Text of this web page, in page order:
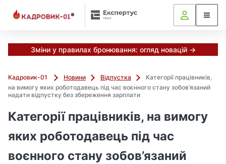
Зміни у правилах бронювання: огляд новацій →
Кадровик-01 Новини Відпустка
Категорії працівників,
на вимогу яких роботодавець під час воєнного стану зобов’язаний
надати відпустку без збереження зарплати
Категорії працівників, на вимогу
яких роботодавець під час
воєнного стану зобов’язаний